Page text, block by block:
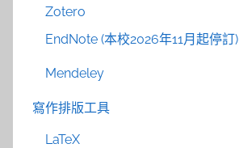
Zotero
EndNote (本校2026年11月起停訂)
Mendeley
寫作排版工具
LaTeX